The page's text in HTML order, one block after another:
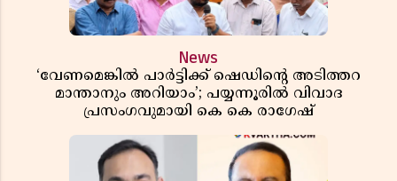
News
‘വേണമെങ്കിൽ പാർട്ടിക്ക് ഷെഡിൻ്റെ അടിത്തറ
മാന്താനും അറിയാം’; പയ്യന്നൂരിൽ വിവാദ
പ്രസംഗവുമായി കെ കെ രാഗേഷ്